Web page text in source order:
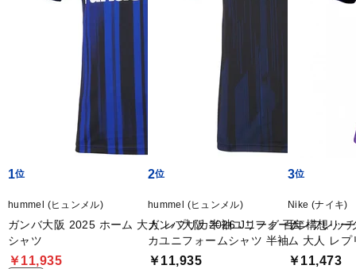
1
hummel (ヒュンメル)
ガンバ大阪 2025 ホーム 大人 レプリカ半袖ユニフォーム
シャツ
￥11,935
2
hummel (ヒュンメル)
ガンバ大阪 2026 Jリーグ 百年構想リー
カユニフォームシャツ 半袖
￥11,935
3
Nike (ナイキ)
サンフレッ
ム 大人 レプ
￥11,473